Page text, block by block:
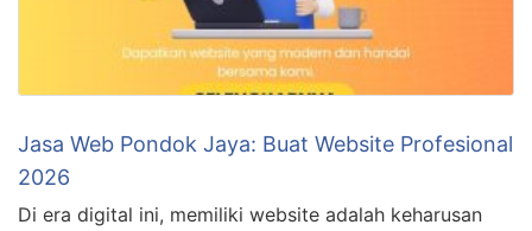
Jasa Web Pondok Jaya: Buat Website Profesional
2026
Di era digital ini, memiliki website adalah keharusan